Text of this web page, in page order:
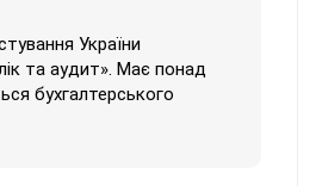
України
та аудит». Має понад
бухгалтерського